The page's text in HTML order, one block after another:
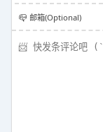
📪 邮箱(Optional)